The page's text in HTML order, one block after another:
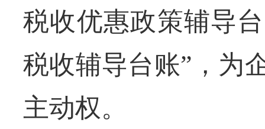
税收优惠政策辅导
税收辅导台账”，为
主动权。